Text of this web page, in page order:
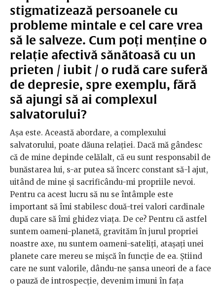
stigmatizează persoanele cu
probleme mintale e cel care vrea
să le salveze. Cum poți menține o
relație afectivă sănătoasă cu un
prieten / iubit / o rudă care suferă
de depresie, spre exemplu, fără
să ajungi să ai complexul
salvatorului?
Așa este. Această abordare, a complexului
salvatorului, poate dăuna relației. Dacă mă gândesc
că de mine depinde celălalt, că eu sunt responsabil de
bunăstarea lui, s-ar putea să încerc constant să-l ajut,
uitând de mine și sacrificându-mi propriile nevoi.
Pentru ca acest lucru să nu se întâmple este
important să îmi stabilesc două-trei valori cardinale
după care să îmi ghidez viața. De ce? Pentru că astfel
suntem oameni-planetă, gravităm în jurul propriei
noastre axe, nu suntem oameni-sateliți, atașați unei
planete care mereu se mișcă în funcție de ea. Știind
care ne sunt valorile, dându-ne șansa uneori de a face
o pauză de introspecție, devenim imuni în fața